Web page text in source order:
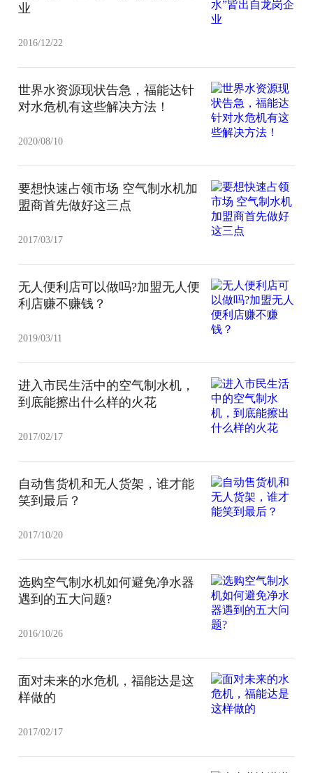
业
2016/12/22
世界水资源现状告急，福能达针
对水危机有这些解决方法！
2020/08/10
要想快速占领市场 空气制水机加
盟商首先做好这三点
2017/03/17
无人便利店可以做吗?加盟无人便
利店赚不赚钱？
2019/03/11
进入市民生活中的空气制水机，
到底能擦出什么样的火花
2017/02/17
自动售货机和无人货架，谁才能
笑到最后？
2017/10/20
选购空气制水机如何避免净水器
遇到的五大问题?
2016/10/26
面对未来的水危机，福能达是这
样做的
2017/02/17